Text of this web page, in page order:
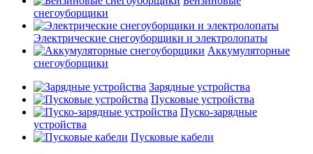
снегоуборщики
Электрические снегоуборщики и электролопаты
Аккумуляторные
снегоуборщики
Зарядные устройства
Пусковые устройства
Пуско-зарядные
устройства
Пусковые кабели